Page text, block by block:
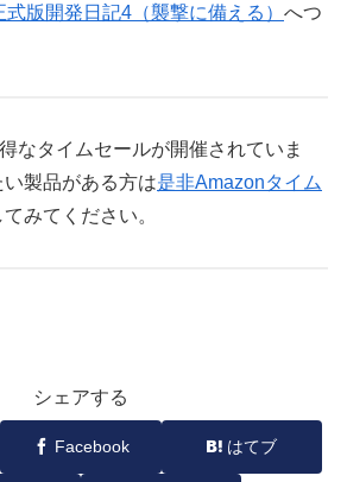
版開発日記4（襲撃に備える） へつ
なタイムセールが開催されていま
製品がある方は是非Amazonタイム
みてください。
シェアする
Facebook はてブ